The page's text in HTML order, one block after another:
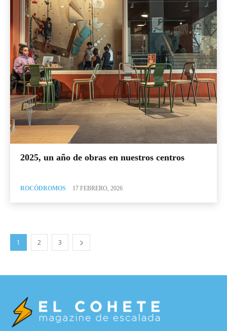
2025, un año de obras en nuestros centros
ROCÓDROMOS 17 FEBRERO, 2026
1 2 3